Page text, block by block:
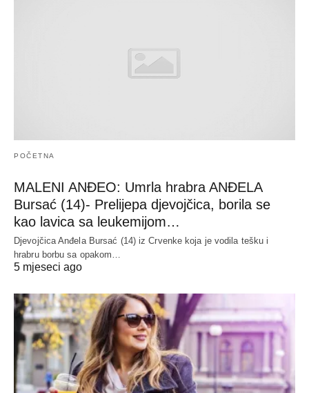
POČETNA
MALENI ANĐEO: Umrla hrabra ANĐELA
Bursać (14)- Prelijepa djevojčica, borila se
kao lavica sa leukemijom…
Djevojčica Anđela Bursać (14) iz Crvenke koja je vodila tešku i
hrabru borbu sa opakom…
5 mjeseci ago